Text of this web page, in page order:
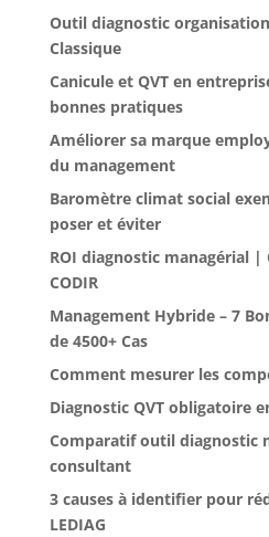
Outil diagnostic
Classique
Canicule et QVT en
bonnes pratiques
Améliorer sa marque
du management
Baromètre climat social
poser et éviter
ROI diagnostic managérial
CODIR
Management Hybride – 7
de 4500+ Cas
Comment mesurer les
Diagnostic QVT obligatoire
Comparatif outil diagnostic
consultant
3 causes à identifier pour
LEDIAG